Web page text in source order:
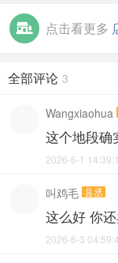
点击看更多
全部评论 3
Wangxiaohua
这个地段确
2026-6-1
叫鸡毛 县丞
这么好 你还
2026-6-3